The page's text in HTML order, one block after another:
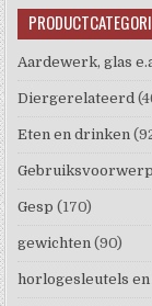
Aardewerk, glas
Diergerelateerd
Eten en drinken
Gesp (170)
gewichten (90)
horlogesleutels